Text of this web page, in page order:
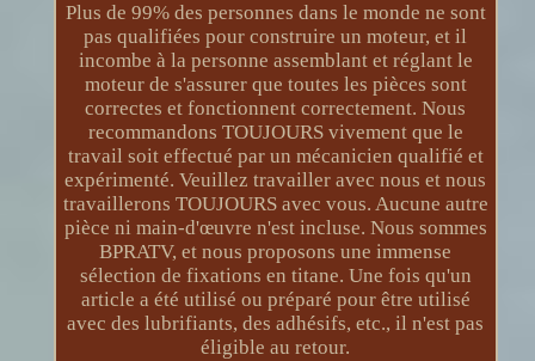
Plus de 99% des personnes dans le monde ne sont
pas qualifiées pour construire un moteur, et il
incombe à la personne assemblant et réglant le
moteur de s'assurer que toutes les pièces sont
correctes et fonctionnent correctement. Nous
recommandons TOUJOURS vivement que le
travail soit effectué par un mécanicien qualifié et
expérimenté. Veuillez travailler avec nous et nous
travaillerons TOUJOURS avec vous. Aucune autre
pièce ni main-d'œuvre n'est incluse. Nous sommes
BPRATV, et nous proposons une immense
sélection de fixations en titane. Une fois qu'un
article a été utilisé ou préparé pour être utilisé
avec des lubrifiants, des adhésifs, etc., il n'est pas
éligible au retour.